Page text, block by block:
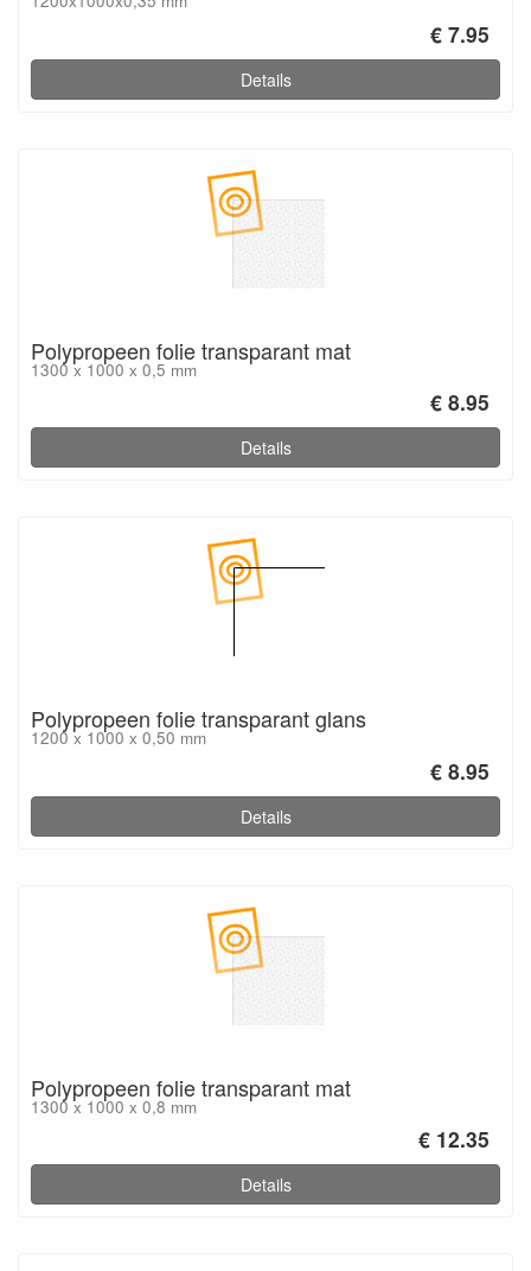
€ 7.95
Details
Polypropeen folie transparant mat
1300 x 1000 x 0,5 mm
€ 8.95
Details
Polypropeen folie transparant glans
1200 x 1000 x 0,50 mm
€ 8.95
Details
Polypropeen folie transparant mat
1300 x 1000 x 0,8 mm
€ 12.35
Details